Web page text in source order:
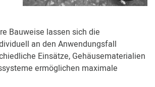
Bauweise lassen sich die
an den Anwendungsfall
Einsätze, Gehäusematerialien
ermöglichen maximale